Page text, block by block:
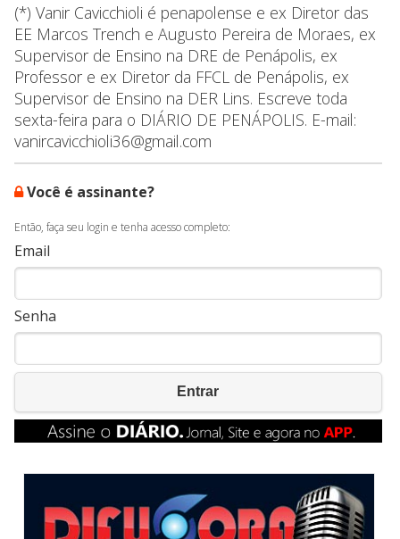
(*) Vanir Cavicchioli é penapolense e ex Diretor das
EE Marcos Trench e Augusto Pereira de Moraes, ex
Supervisor de Ensino na DRE de Penápolis, ex
Professor e ex Diretor da FFCL de Penápolis, ex
Supervisor de Ensino na DER Lins. Escreve toda
sexta-feira para o DIÁRIO DE PENÁPOLIS. E-mail:
vanircavicchioli36@gmail.com
Você é assinante?
Então, faça seu login e tenha acesso completo:
Email
Senha
Entrar